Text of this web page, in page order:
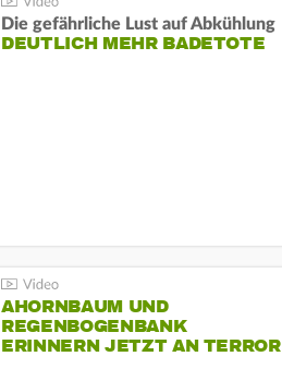
Die gefährliche Lust auf Abkühlung
DEUTLICH MEHR BADETOTE
AHORNBAUM UND
REGENBOGENBANK
ERINNERN JETZT AN TERROR